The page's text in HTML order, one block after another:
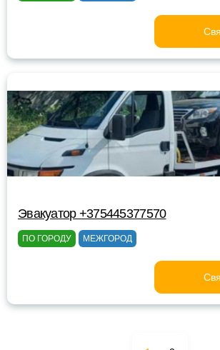
Эвакуатор +375445377570
ПО ГОРОДУ МЕЖГОРОД